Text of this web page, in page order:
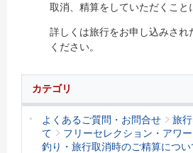
取消、精算をしていただくこと
詳しくは旅行をお申し込みされ
ください。
カテゴリ
よくあるご質問・お問合せ
旅
て
フリーセレクション・アワ
釣り・旅行取消時のご精算につい